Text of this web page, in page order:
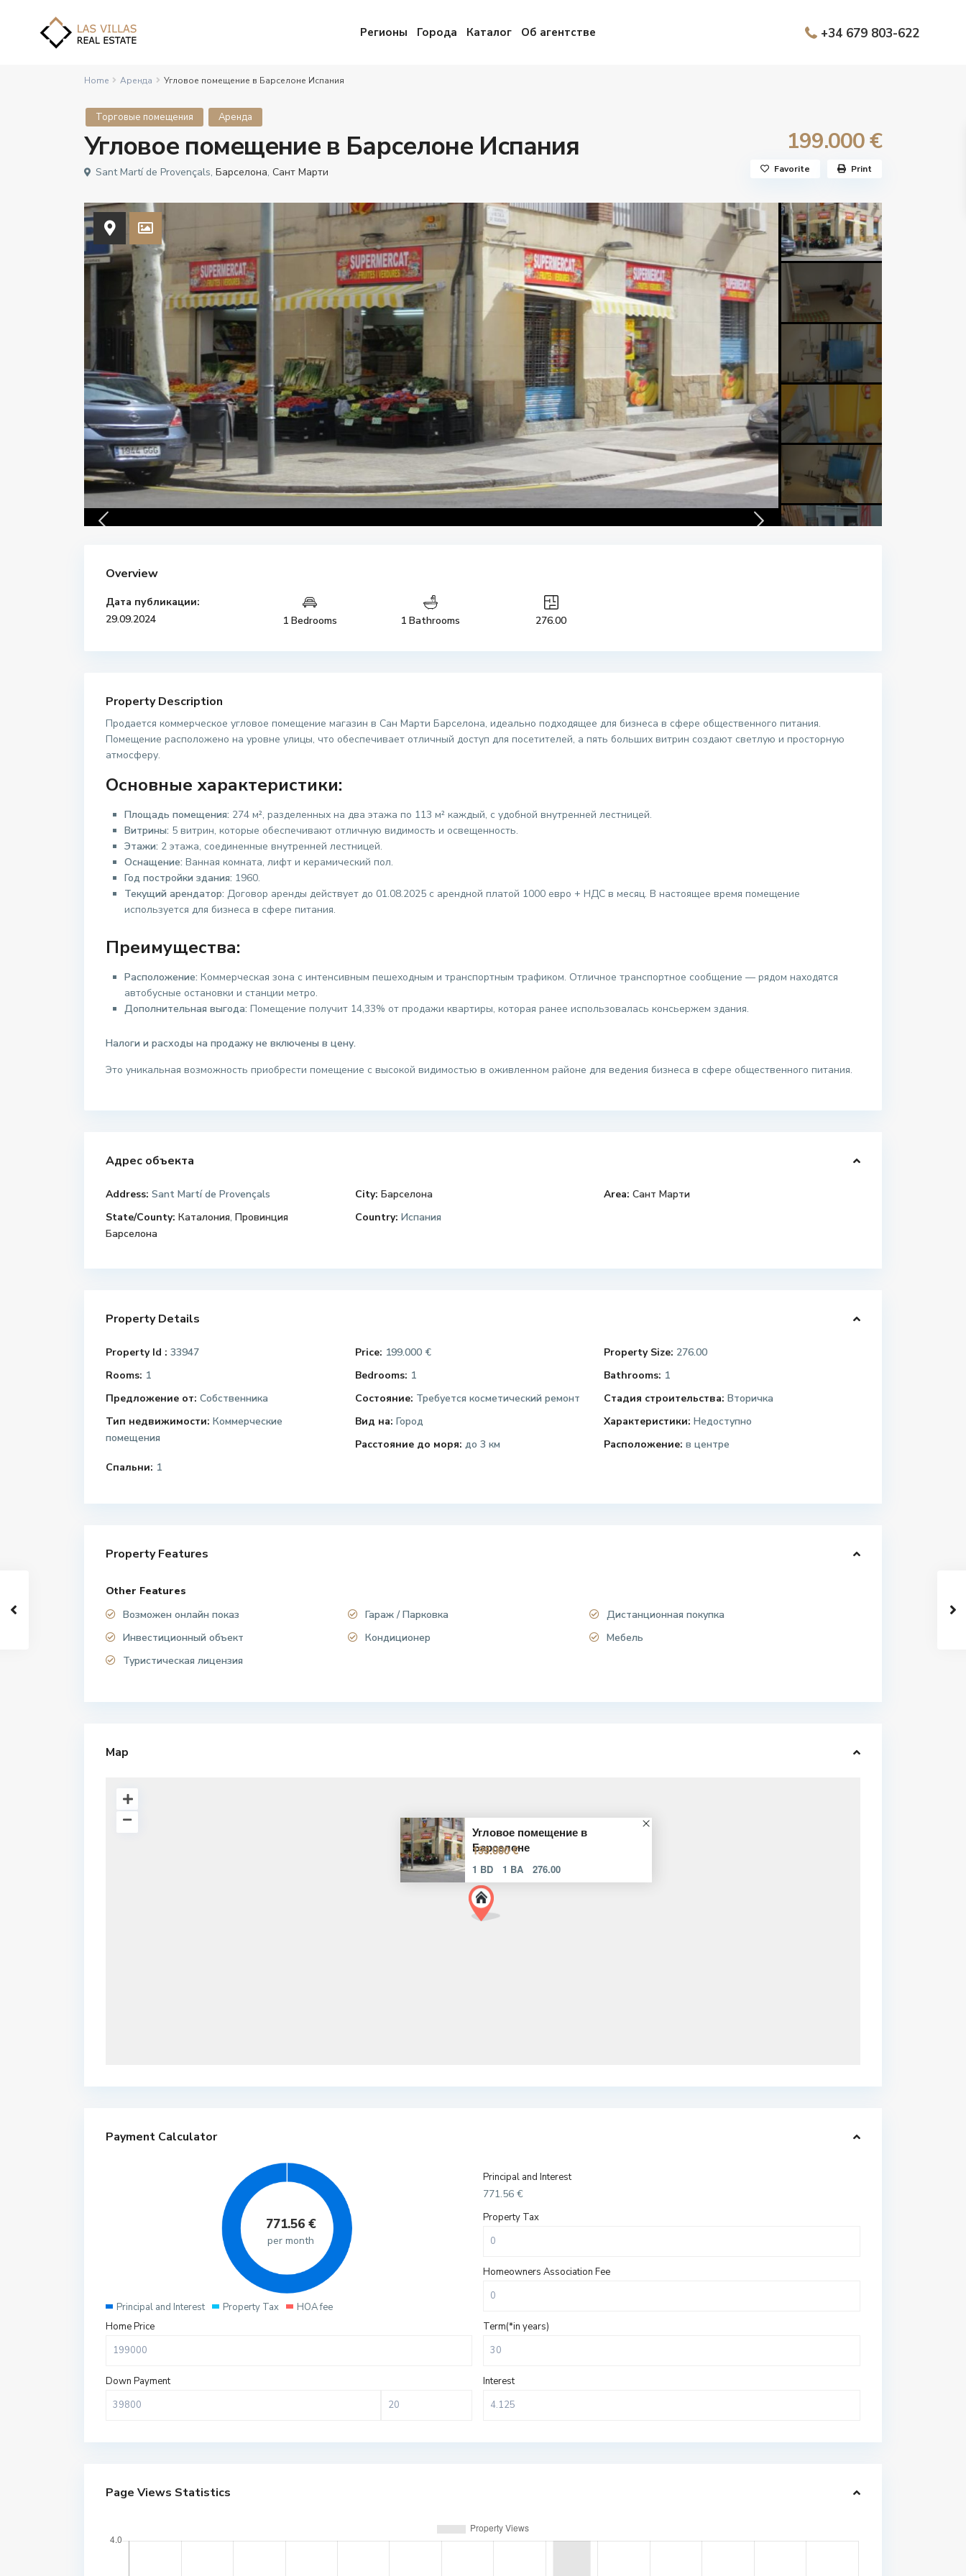
Регионы Города Каталог Об агентстве +34 679 803-622
Home Аренда Угловое помещение в Барселоне Испания
Торговые помещения Аренда
Угловое помещение в Барселоне Испания 199.000 €
Sant Martí de Provençals, Барселона, Сант Марти Favorite Print
Overview
Дата публикации:
29.09.2024
1 Bedrooms 1 Bathrooms 276.00
Property Description
Продается коммерческое угловое помещение магазин в Сан Марти Барселона, идеально подходящее для бизнеса в сфере общественного питания.
Помещение расположено на уровне улицы, что обеспечивает отличный доступ для посетителей, а пять больших витрин создают светлую и просторную
атмосферу.
Основные характеристики:
Площадь помещения: 274 м², разделенных на два этажа по 113 м² каждый, с удобной внутренней лестницей.
Витрины: 5 витрин, которые обеспечивают отличную видимость и освещенность.
Этажи: 2 этажа, соединенные внутренней лестницей.
Оснащение: Ванная комната, лифт и керамический пол.
Год постройки здания: 1960.
Текущий арендатор: Договор аренды действует до 01.08.2025 с арендной платой 1000 евро + НДС в месяц. В настоящее время помещение
используется для бизнеса в сфере питания.
Преимущества:
Расположение: Коммерческая зона с интенсивным пешеходным и транспортным трафиком. Отличное транспортное сообщение — рядом находятся
автобусные остановки и станции метро.
Дополнительная выгода: Помещение получит 14,33% от продажи квартиры, которая ранее использовалась консьержем здания.
Налоги и расходы на продажу не включены в цену.
Это уникальная возможность приобрести помещение с высокой видимостью в оживленном районе для ведения бизнеса в сфере общественного питания.
Адрес объекта
Address: Sant Martí de Provençals City: Барселона Area: Сант Марти
State/County: Каталония, Провинция
Барселона
Country: Испания
Property Details
Property Id : 33947 Price: 199.000 € Property Size: 276.00
Rooms: 1 Bedrooms: 1 Bathrooms: 1
Предложение от: Собственника Состояние: Требуется косметический ремонт Стадия строительства: Вторичка
Тип недвижимости: Коммерческие
помещения
Вид на: Город Характеристики: Недоступно
Расстояние до моря: до 3 км Расположение: в центре
Спальни: 1
Property Features
Other Features
Возможен онлайн показ
Гараж / Парковка
Дистанционная покупка
Инвестиционный объект
Кондиционер
Мебель
Туристическая лицензия
Map
Угловое помещение в
Барселоне
199.000 €
1 BD 1 BA 276.00
Payment Calculator
771.56€
per month
Principal and Interest Property Tax HOA fee
Principal and Interest
771.56 €
Property Tax
Homeowners Association Fee
Home Price
Down Payment
Term(*in years)
Interest
Page Views Statistics